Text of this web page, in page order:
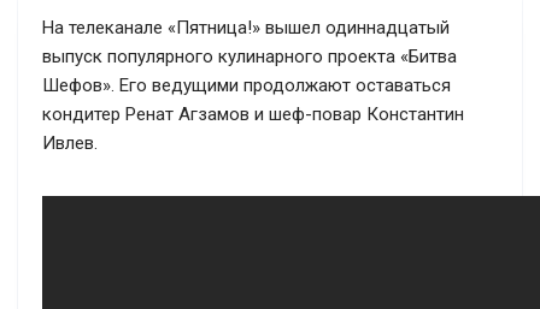
На телеканале «Пятница!» вышел одиннадцатый
выпуск популярного кулинарного проекта «Битва
Шефов». Его ведущими продолжают оставаться
кондитер Ренат Агзамов и шеф-повар Константин
Ивлев.